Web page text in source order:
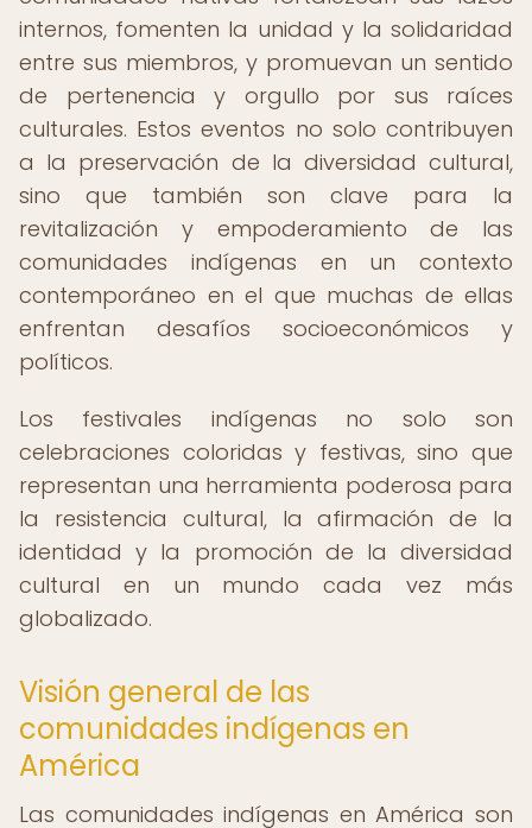
internos, fomenten la unidad y la solidaridad
entre sus miembros, y promuevan un sentido
de pertenencia y orgullo por sus raíces
culturales. Estos eventos no solo contribuyen
a la preservación de la diversidad cultural,
sino que también son clave para la
revitalización y empoderamiento de las
comunidades indígenas en un contexto
contemporáneo en el que muchas de ellas
enfrentan desafíos socioeconómicos y
políticos.
Los festivales indígenas no solo son
celebraciones coloridas y festivas, sino que
representan una herramienta poderosa para
la resistencia cultural, la afirmación de la
identidad y la promoción de la diversidad
cultural en un mundo cada vez más
globalizado.
Visión general de las
comunidades indígenas en
América
Las comunidades indígenas en América son